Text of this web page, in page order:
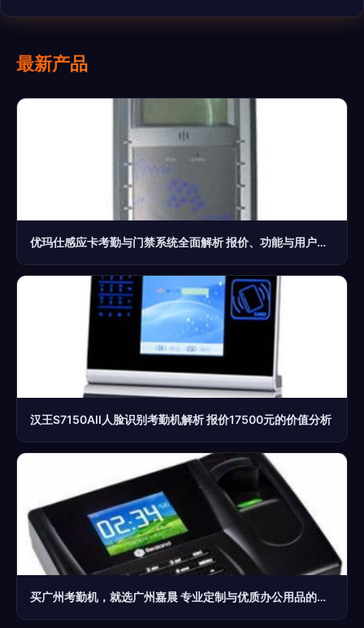
最新产品
优玛仕感应卡考勤与门禁系统全面解析 报价、功能与用户体验评测
汉王S7150AII人脸识别考勤机解析 报价17500元的价值分析
买广州考勤机，就选广州嘉晨 专业定制与优质办公用品的首选